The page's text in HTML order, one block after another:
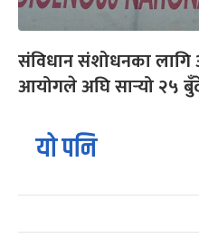
संविधान संशोधनका
आयोगले अघि सार्‍यो २५ बुँदे
यो पनि